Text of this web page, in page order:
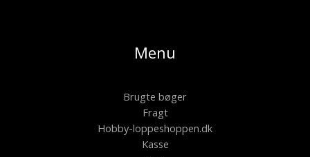
Menu
Brugte bøger
Fragt
Hobby-loppeshoppen.dk
Kasse